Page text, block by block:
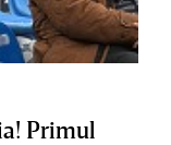
Primul